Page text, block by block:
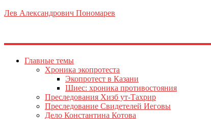
Лев Александрович Пономарев
Главные темы
Хроника экопротеста
Экопротест в Казани
Шиес: хроника противостояния
Преследования Хизб ут-Тахрир
Преследование Свидетелей Иеговы
Дело Константина Котова